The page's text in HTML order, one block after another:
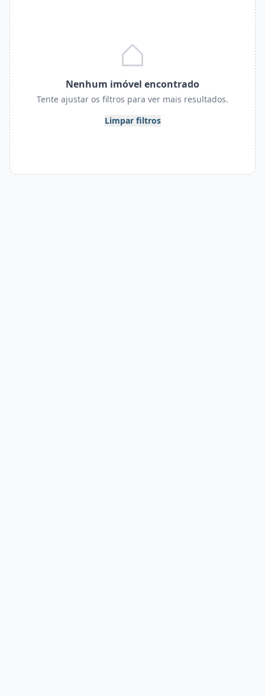
Nenhum imóvel encontrado
Tente ajustar os filtros para ver mais resultados.
Limpar filtros